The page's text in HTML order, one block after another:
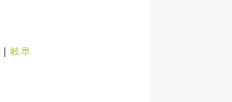
岐阜